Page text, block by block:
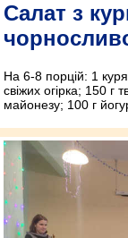
Салат з
На 6-8 порцій: 1
свіжих огірка; 150 г
майонезу; 100 г